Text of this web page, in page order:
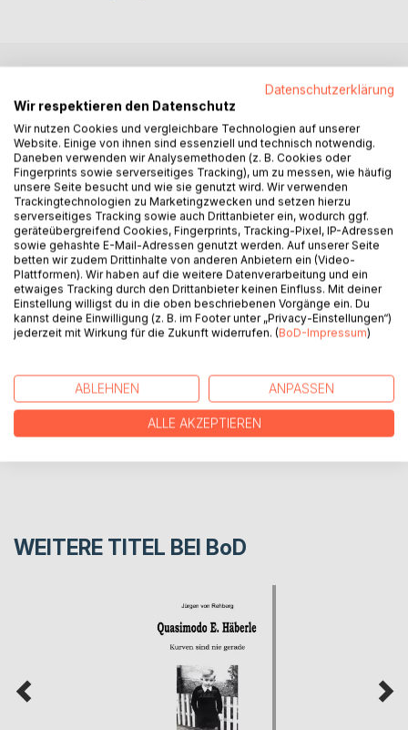
Der Autor beschreibt eine Dorfidylle in den 50-ern aus der
Sicht eines heranwachsenden Jugendlichen mit vielen
Bildern ais Privatbesitz.
Er schildert das Dorfleben, beschreibt verschiedene
Personen und erzählt von wilden Abenteuern, die es zu
bestehen galt.
Es ist eine Reminiszenz an die Vergangenheit, verfasst mit
viel Schmunzeln und auch ein wenig Wehmut.
AUTOR/IN
PRESSESTIMMEN
WEITERE TITEL BEI BoD
Datenschutzerklärung
Wir respektieren den Datenschutz
Wir nutzen Cookies und vergleichbare Technologien auf unserer
Website. Einige von ihnen sind essenziell und technisch notwendig.
Daneben verwenden wir Analysemethoden (z. B. Cookies oder
Fingerprints sowie serverseitiges Tracking), um zu messen, wie häufig
unsere Seite besucht und wie sie genutzt wird. Wir verwenden
Trackingtechnologien zu Marketingzwecken und setzen hierzu
serverseitiges Tracking sowie auch Drittanbieter ein, wodurch ggf.
geräteübergreifend Cookies, Fingerprints, Tracking-Pixel, IP-Adressen
sowie gehashte E-Mail-Adressen genutzt werden. Auf unserer Seite
betten wir zudem Drittinhalte von anderen Anbietern ein (Video-
Plattformen). Wir haben auf die weitere Datenverarbeitung und ein
etwaiges Tracking durch den Drittanbieter keinen Einfluss. Mit deiner
Einstellung willigst du in die oben beschriebenen Vorgänge ein. Du
kannst deine Einwilligung (z. B. im Footer unter „Privacy-Einstellungen“)
jederzeit mit Wirkung für die Zukunft widerrufen. (BoD-Impressum)
ABLEHNEN ANPASSEN
ALLE AKZEPTIEREN